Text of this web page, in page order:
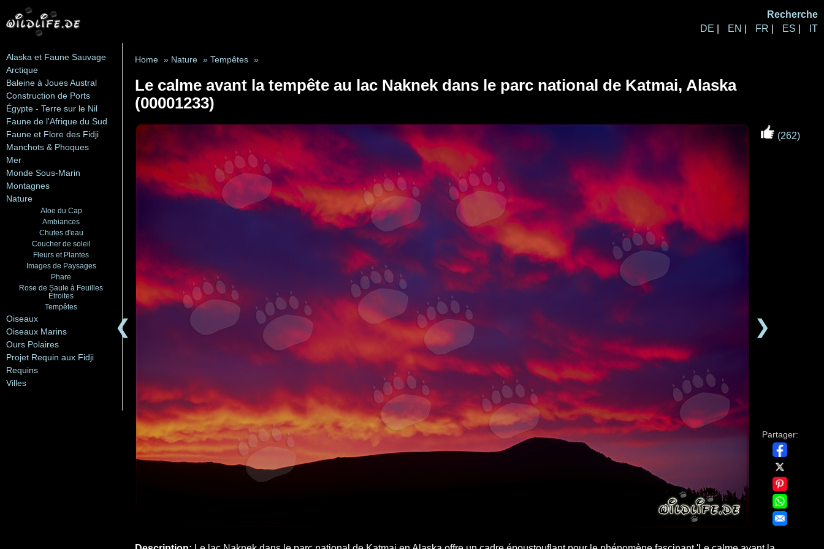
Recherche
DE
EN FR ES IT
Alaska et Faune Sauvage
Arctique
Baleine à Joues Austral
Construction de Ports
Égypte - Terre sur le Nil
Faune de l'Afrique du Sud
Faune et Flore des Fidji
Manchots & Phoques
Mer
Monde Sous-Marin
Montagnes
Nature
Aloe du Cap
Ambiances
Chutes d'eau
Coucher de soleil
Fleurs et Plantes
Images de Paysages
Phare
Rose de Saule à Feuilles
Étroites
Tempêtes
Oiseaux
Oiseaux Marins
Ours Polaires
Projet Requin aux Fidji
Requins
Villes
Home » Nature » Tempêtes »
Le calme avant la tempête au lac Naknek dans le parc national de Katmai, Alaska
(00001233)
❮ ❯
(262)
Partager: